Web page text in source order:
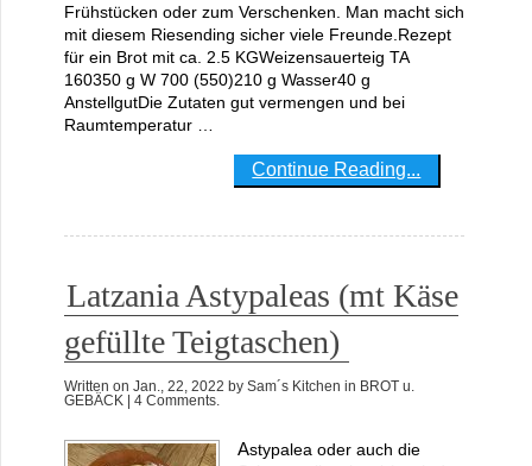
Frühstücken oder zum Verschenken. Man macht sich
mit diesem Riesending sicher viele Freunde.Rezept
für ein Brot mit ca. 2.5 KGWeizensauerteig TA
160350 g W 700 (550)210 g Wasser40 g
AnstellgutDie Zutaten gut vermengen und bei
Raumtemperatur …
Continue Reading...
Latzania Astypaleas (mt Käse
gefüllte Teigtaschen)
Written on Jan., 22, 2022 by Sam´s Kitchen in BROT u.
GEBÄCK
| 4 Comments.
Astypalea oder auch die